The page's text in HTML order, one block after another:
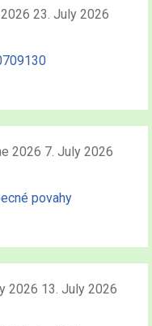
23. July 2026
2026 7. July 2026
povahy
2026 13. July 2026